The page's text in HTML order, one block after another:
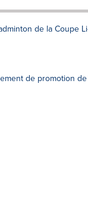
de la Coupe
de promotion